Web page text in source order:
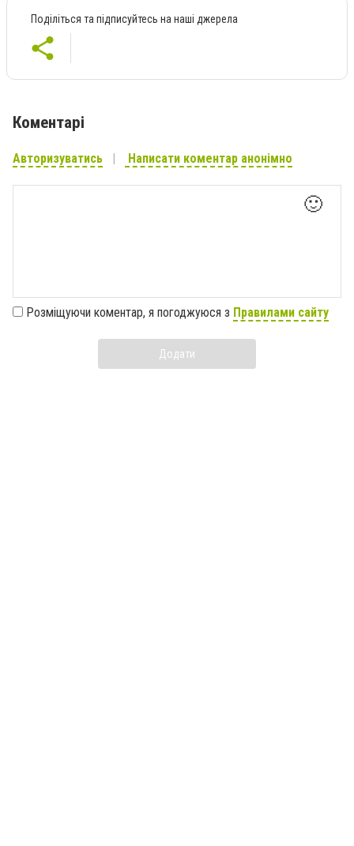
Поділіться та підписуйтесь на наші джерела
Коментарі
Авторизуватись Написати коментар анонімно
🙂
Розміщуючи коментар, я погоджуюся з Правилами сайту
Додати